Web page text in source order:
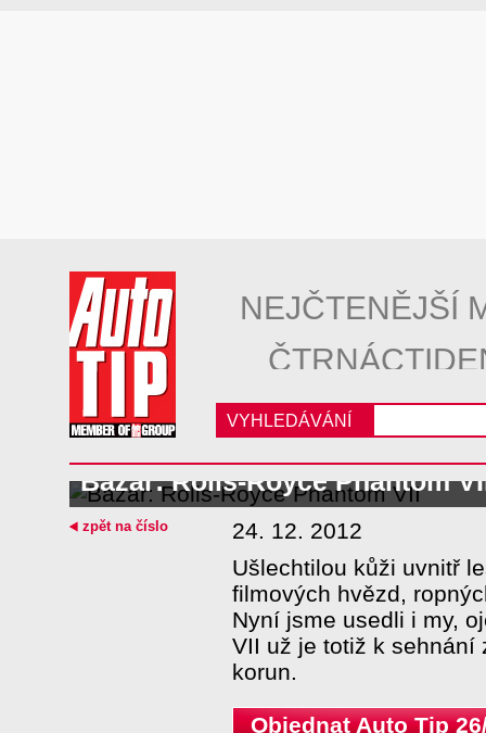
NEJČTENĚJŠÍ
VYHLEDÁVÁNÍ
Bazar: Rolls-Royce Phantom
24. 12. 2012
Ušlechtilou kůži uvnitř
filmových hvězd,
Nyní jsme usedli i my,
VII už je totiž k sehnání
korun.
Objednat Auto Tip
zpět na číslo